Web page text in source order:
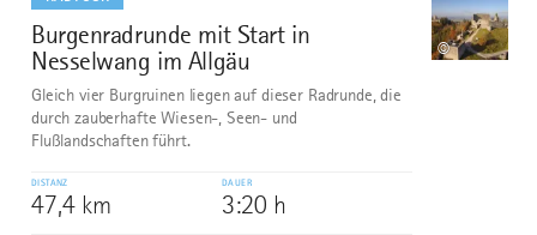
7
Burgenradrunde mit Start in
Nesselwang im Allgäu
©
Gleich vier Burgruinen liegen auf dieser Radrunde, die
durch zauberhafte Wiesen-, Seen- und
Flußlandschaften führt.
DISTANZ
47,4 km
DAUER
3:20 h